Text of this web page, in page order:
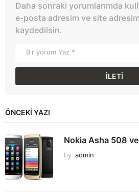
Daha sonraki yorumlarımda
e-posta adresim ve site adresim
kaydedilsin.
ÖNCEKI YAZI
Nokia Asha 508
by admin